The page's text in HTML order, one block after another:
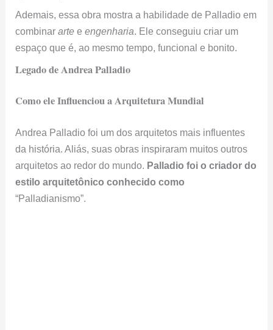
Ademais, essa obra mostra a habilidade de Palladio em
combinararte eengenharia. Ele conseguiu criar um
espaço que é, ao mesmo tempo, funcional e bonito.
Legado de Andrea Palladio
Como ele Influenciou a Arquitetura Mundial
Andrea Palladio foi um dos arquitetos mais influentes
da história. Aliás, suas obras inspiraram muitos outros
arquitetos ao redor do mundo. Palladio foi o criador do
estilo arquitetônico conhecido como
“Palladianismo”.